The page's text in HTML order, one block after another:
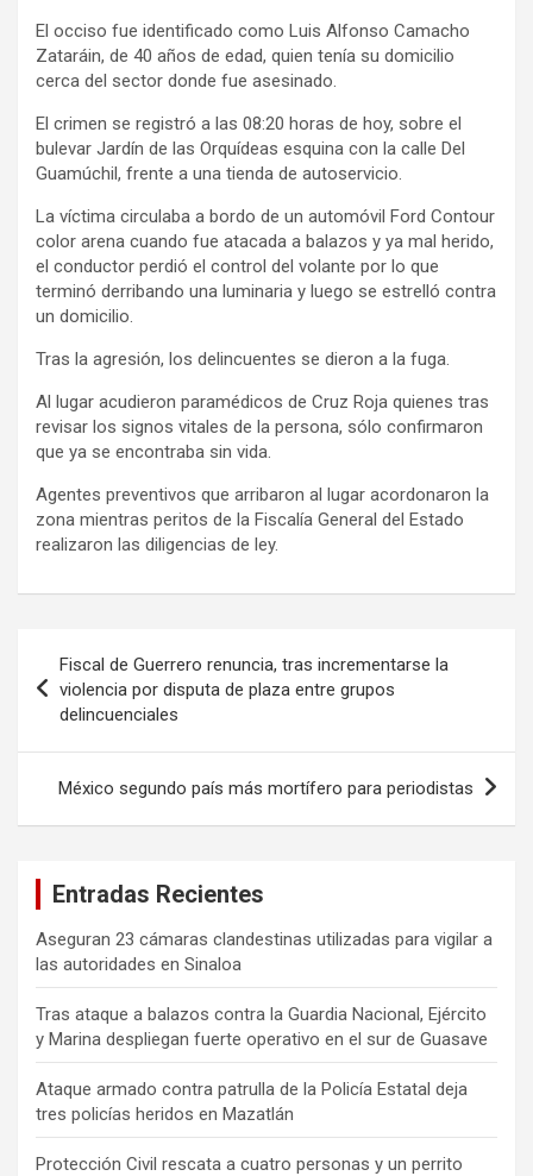
El occiso fue identificado como Luis Alfonso Camacho
Zataráin, de 40 años de edad, quien tenía su domicilio
cerca del sector donde fue asesinado.
El crimen se registró a las 08:20 horas de hoy, sobre el
bulevar Jardín de las Orquídeas esquina con la calle Del
Guamúchil, frente a una tienda de autoservicio.
La víctima circulaba a bordo de un automóvil Ford Contour
color arena cuando fue atacada a balazos y ya mal herido,
el conductor perdió el control del volante por lo que
terminó derribando una luminaria y luego se estrelló contra
un domicilio.
Tras la agresión, los delincuentes se dieron a la fuga.
Al lugar acudieron paramédicos de Cruz Roja quienes tras
revisar los signos vitales de la persona, sólo confirmaron
que ya se encontraba sin vida.
Agentes preventivos que arribaron al lugar acordonaron la
zona mientras peritos de la Fiscalía General del Estado
realizaron las diligencias de ley.
de
entradas
Fiscal de Guerrero renuncia, tras incrementarse la
violencia por disputa de plaza entre grupos
delincuenciales
México segundo país más mortífero para periodistas
Entradas Recientes
Aseguran 23 cámaras clandestinas utilizadas para vigilar a
las autoridades en Sinaloa
Tras ataque a balazos contra la Guardia Nacional, Ejército
y Marina despliegan fuerte operativo en el sur de Guasave
Ataque armado contra patrulla de la Policía Estatal deja
tres policías heridos en Mazatlán
Protección Civil rescata a cuatro personas y un perrito